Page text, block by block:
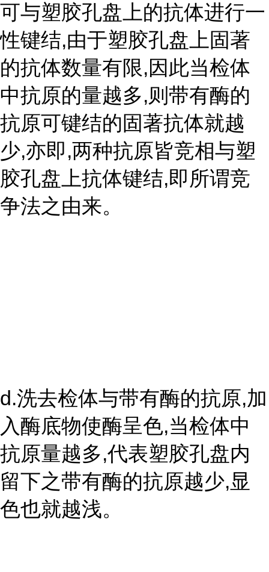
可与塑胶孔盘上的抗体进行一
性键结,由于塑胶孔盘上固著
的抗体数量有限,因此当检体
中抗原的量越多,则带有酶的
抗原可键结的固著抗体就越
少,亦即,两种抗原皆竞相与塑
胶孔盘上抗体键结,即所谓竞
争法之由来。
d.洗去检体与带有酶的抗原,加
入酶底物使酶呈色,当检体中
抗原量越多,代表塑胶孔盘内
留下之带有酶的抗原越少,显
色也就越浅。